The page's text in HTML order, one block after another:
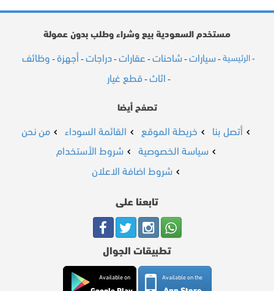
مستخدم السعودية بيع وشراء وطلب بدون عمولة
- الرئيسية - سيارات - شاحنات - عقارات - دراجات - أجهزة - وظائف
- اثاث -قطع غيار
تصفح أيضا
أتصل بنا خريطة الموقع القائمة السوداء
من نحن
سياسة الخصوصية
شروط الأستخدام
شروط اضافة الاعلان
تابعنا على
تطبيقات الجوال
Available on the
Available on